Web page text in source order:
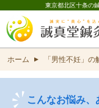
東京都北区十条の
お問い合わせ
CONTACT
ホーム ▲ 「男性不妊」の
こんなお悩み、